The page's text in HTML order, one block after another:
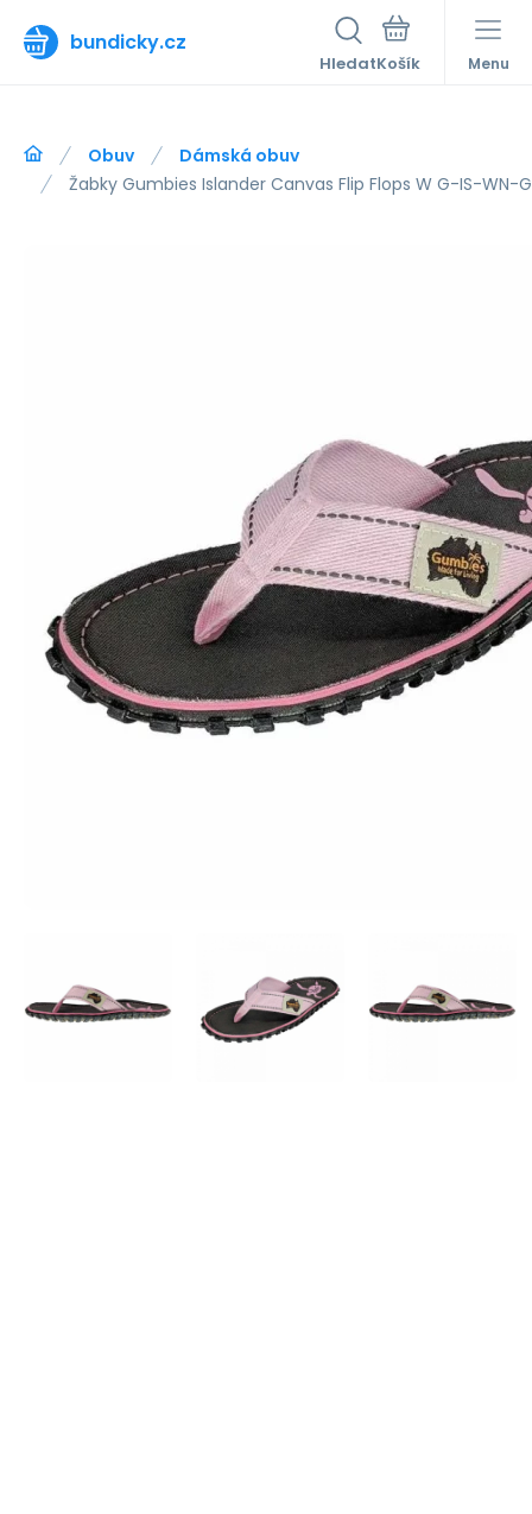
bundicky.cz
Hledat Menu
Obuv
Dámská obuv
Žabky Gumbies Islander Canvas Flip Flops W G-IS-WN-